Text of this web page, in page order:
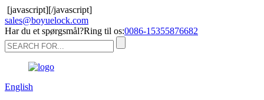
[javascript][/javascript]
sales@boyuelock.com
Har du et spørgsmål?Ring til os:0086-15355876682
English